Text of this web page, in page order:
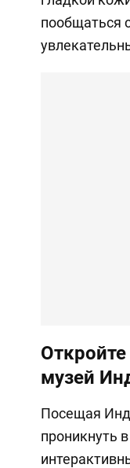
пообщаться
музей
Посещая
проникнуть